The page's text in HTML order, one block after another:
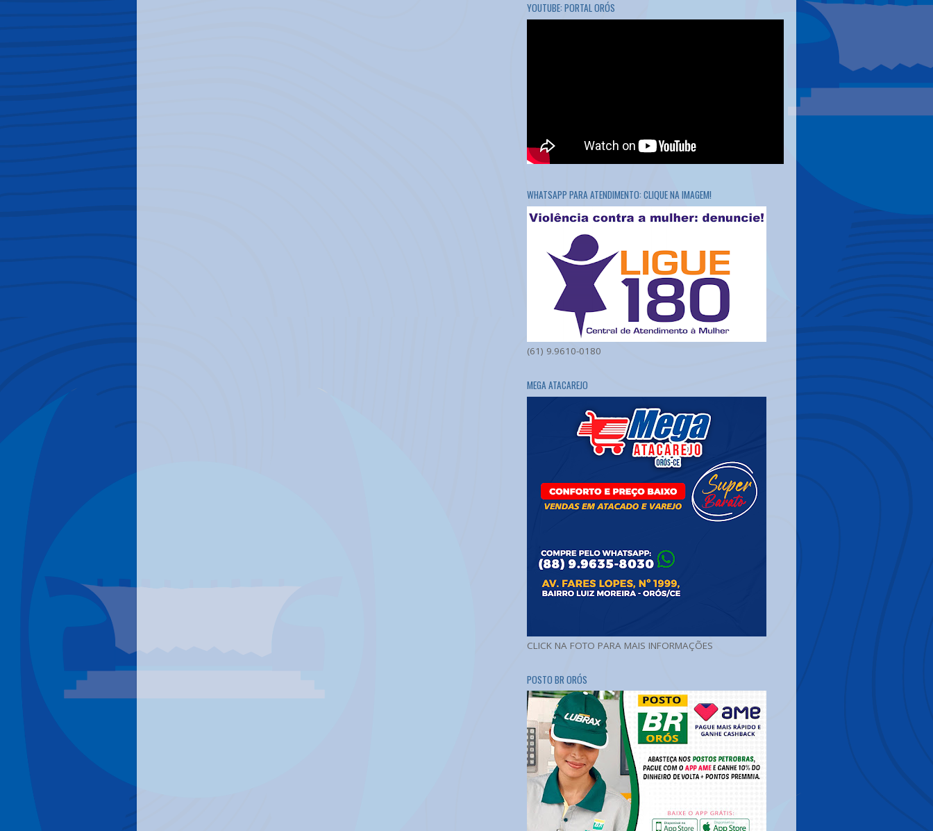
YOUTUBE: PORTAL ORÓS
WHATSAPP PARA ATENDIMENTO: CLIQUE NA IMAGEM!
(61) 9.9610-0180
MEGA ATACAREJO
CLICK NA FOTO PARA MAIS INFORMAÇÕES
POSTO BR ORÓS